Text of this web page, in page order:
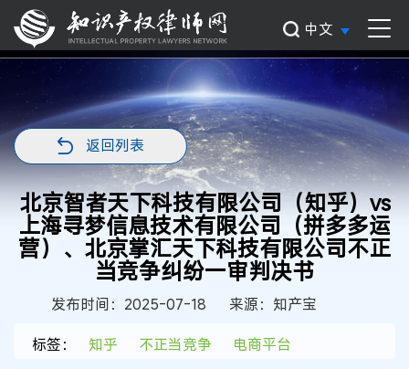
中文
返回列表
北京智者天下科技有限公司（知乎）vs
上海寻梦信息技术有限公司（拼多多运
营）、北京掌汇天下科技有限公司不正
当竞争纠纷一审判决书
发布时间：2025-07-18
来源：知产宝
标签：
知乎 不正当竞争 电商平台